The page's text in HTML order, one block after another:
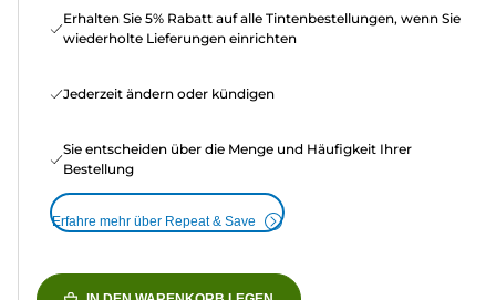
Erhalten Sie 5% Rabatt auf alle Tintenbestellungen, wenn Sie
wiederholte Lieferungen einrichten
Jederzeit ändern oder kündigen
Sie entscheiden über die Menge und Häufigkeit Ihrer
Bestellung
Erfahre mehr über Repeat & Save